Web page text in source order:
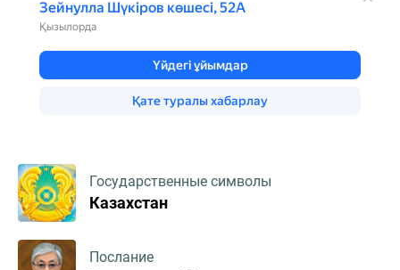
Государственные символы
Казахстан
Послание